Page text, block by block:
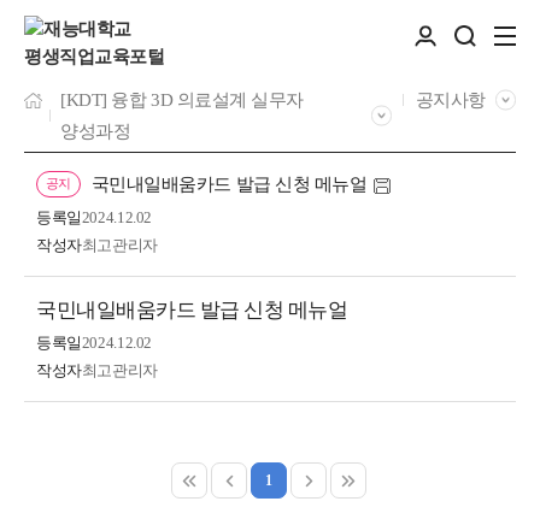
[KDT] 융합 3D 의료설계 실무자
양성과정
공지사항
공지 국민내일배움카드 발급 신청 메뉴얼
등록일2024.12.02
작성자최고관리자
국민내일배움카드 발급 신청 메뉴얼
등록일2024.12.02
작성자최고관리자
1